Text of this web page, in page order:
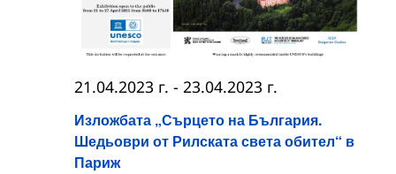
Изложбата „Сърцето на България.
Шедьоври от Рилската света обител“ в
Париж
21.04.2023 г. - 23.04.2023 г.